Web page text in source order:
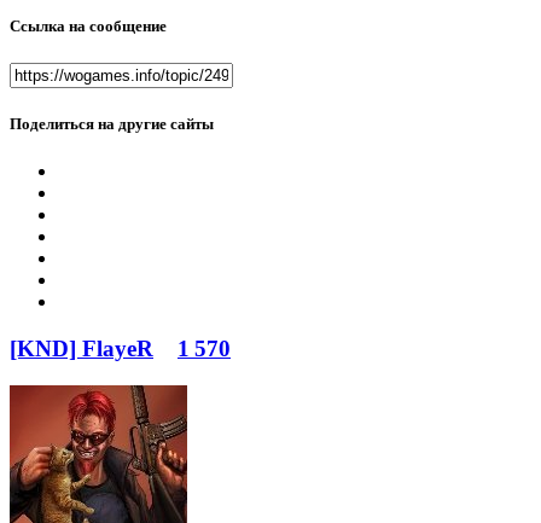
Ссылка на сообщение
Поделиться на другие сайты
[KND] FlayeR 1 570